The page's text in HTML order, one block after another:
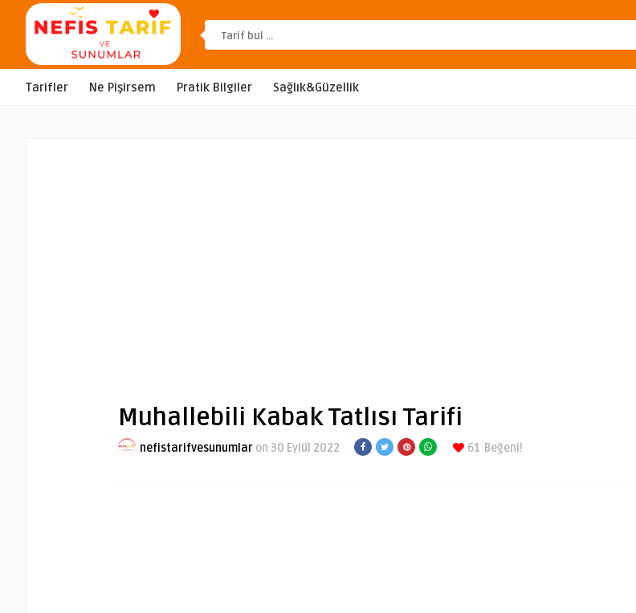
Tarifler Ne Pişirsem Pratik Bilgiler Sağlık&Güzellik
Muhallebili Kabak Tatlısı Tarifi
nefistarifvesunumlar on 30 Eylül 2022 61 Beğeni!